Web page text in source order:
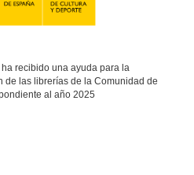
recibido una ayuda para la
de las librerías de la Comunidad de
al año 2025